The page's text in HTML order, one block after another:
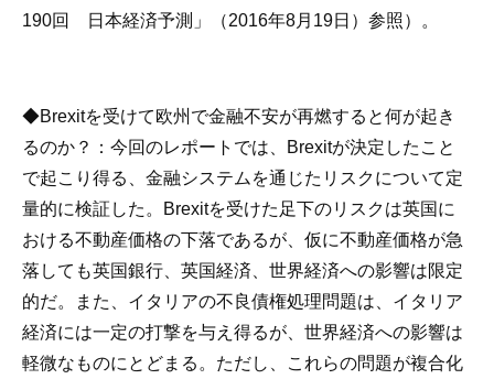
190回 日本経済予測」（2016年8月19日）参照）。
◆Brexitを受けて欧州で金融不安が再燃すると何が起き
るのか？
：今回のレポートでは、Brexitが決定したこと
で起こり得る、金融システムを通じたリスクについて定
量的に検証した。Brexitを受けた足下のリスクは英国に
おける不動産価格の下落であるが、仮に不動産価格が急
落しても英国銀行、英国経済、世界経済への影響は限定
的だ。また、イタリアの不良債権処理問題は、イタリア
経済には一定の打撃を与え得るが、世界経済への影響は
軽微なものにとどまる。ただし、これらの問題が複合化